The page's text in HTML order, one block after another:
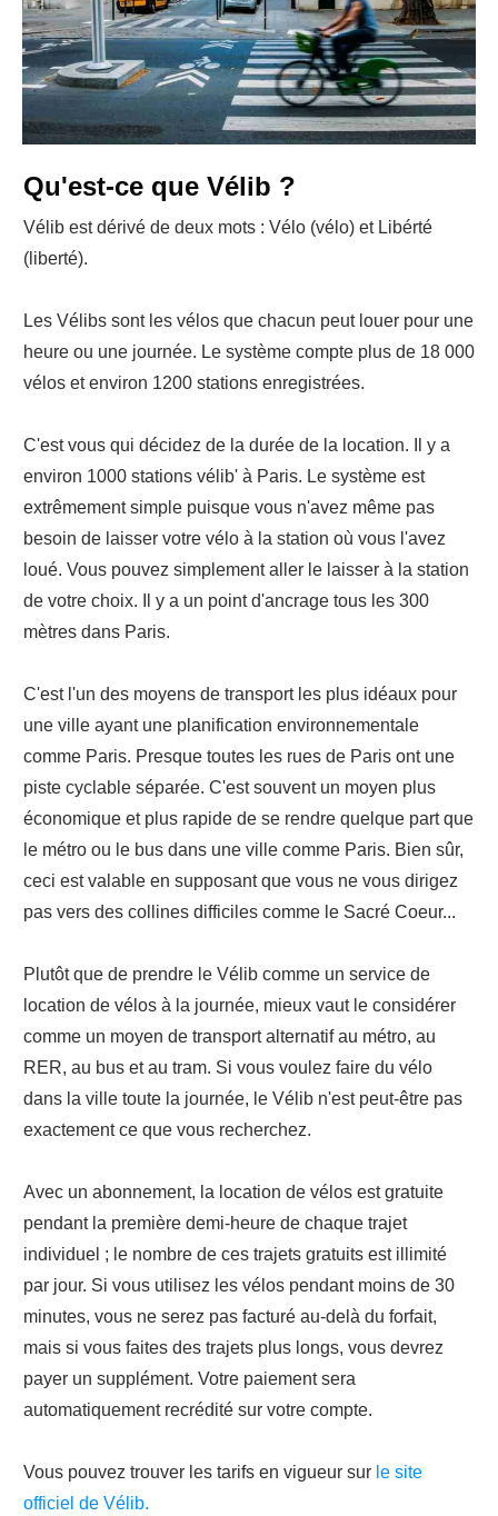
Qu'est-ce que Vélib ?
Vélib est dérivé de deux mots : Vélo (vélo) et Libérté
(liberté).
Les Vélibs sont les vélos que chacun peut louer pour une
heure ou une journée. Le système compte plus de 18 000
vélos et environ 1200 stations enregistrées.
C'est vous qui décidez de la durée de la location. Il y a
environ 1000 stations vélib' à Paris. Le système est
extrêmement simple puisque vous n'avez même pas
besoin de laisser votre vélo à la station où vous l'avez
loué. Vous pouvez simplement aller le laisser à la station
de votre choix. Il y a un point d'ancrage tous les 300
mètres dans Paris.
C'est l'un des moyens de transport les plus idéaux pour
une ville ayant une planification environnementale
comme Paris. Presque toutes les rues de Paris ont une
piste cyclable séparée. C'est souvent un moyen plus
économique et plus rapide de se rendre quelque part que
le métro ou le bus dans une ville comme Paris. Bien sûr,
ceci est valable en supposant que vous ne vous dirigez
pas vers des collines difficiles comme le Sacré Coeur...
Plutôt que de prendre le Vélib comme un service de
location de vélos à la journée, mieux vaut le considérer
comme un moyen de transport alternatif au métro, au
RER, au bus et au tram. Si vous voulez faire du vélo
dans la ville toute la journée, le Vélib n'est peut-être pas
exactement ce que vous recherchez.
Avec un abonnement, la location de vélos est gratuite
pendant la première demi-heure de chaque trajet
individuel ; le nombre de ces trajets gratuits est illimité
par jour. Si vous utilisez les vélos pendant moins de 30
minutes, vous ne serez pas facturé au-delà du forfait,
mais si vous faites des trajets plus longs, vous devrez
payer un supplément. Votre paiement sera
automatiquement recrédité sur votre compte.
Vous pouvez trouver les tarifs en vigueur sur le site
officiel de Vélib.